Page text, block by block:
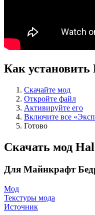
Как установить
Скачайте мод
Откройте файл
Активируйте его
Включите все
Готово
Скачать мод
Для Майнкрафт
Мод
Текстуры мода
Источник